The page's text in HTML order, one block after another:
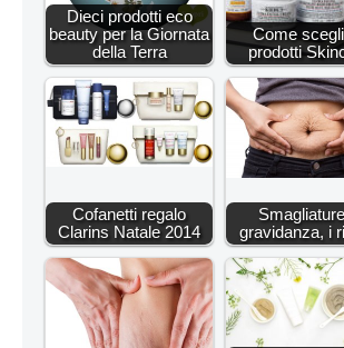
Dieci prodotti eco
beauty per la Giornata
della Terra
Come
prodotti
Cofanetti regalo
Clarins Natale 2014
gravidanza, i